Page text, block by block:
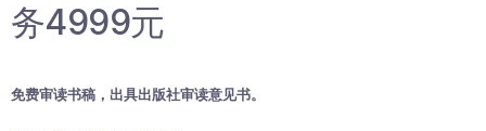
务4999元
免费审读书稿，出具出版社审读意见书。